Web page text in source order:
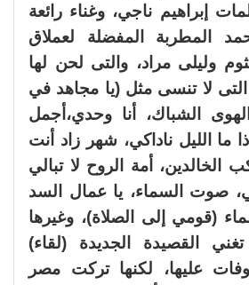
إبراهيم ناجي، وغناء رائعة
المطربة المفضلة لعملاق
وليلى مراد، والتى لحن لها
التى لا تنسى مثل (يا مجاهد في
الشباك، أنا وحدي،أجمل
ما الليل ناداكي، شهر زاد أنت
الخالدين، أمة الروح لا تبالي
صوت السماء، يا عمال السد
(قومي إلى الصلاة)، وغيرها
القصيدة الجديدة (لقاء)
عليها، لكنها تركت مصر